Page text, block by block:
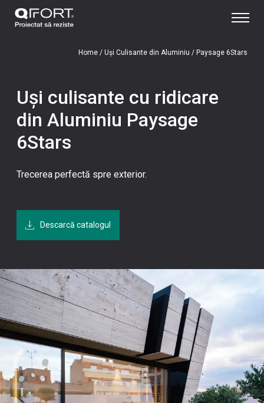
Home/ Uși Culisante din Aluminiu / Paysage 6Stars
Uși culisante cu ridicare
din Aluminiu Paysage
6Stars
Trecerea perfectă spre exterior.
Descarcă catalogul